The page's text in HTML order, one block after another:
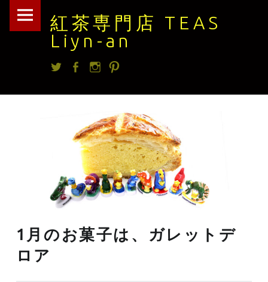
紅茶専門店 TEAS
Liyn-an
紅
Skip
Twitterfacebook
Instagram
1月のお菓子は、ガレットデ
ロア